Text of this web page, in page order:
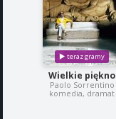
Wielkie piękno
Paolo Sorrentino
komedia, dramat